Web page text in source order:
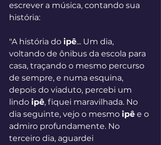
escrever a música, contando sua
história:
"A história do ipê... Um dia,
voltando de ônibus da escola para
casa, traçando o mesmo percurso
de sempre, e numa esquina,
depois do viaduto, percebi um
lindo ipê, fiquei maravilhada. No
dia seguinte, vejo o mesmo ipê e o
admiro profundamente. No
terceiro dia, aguardei